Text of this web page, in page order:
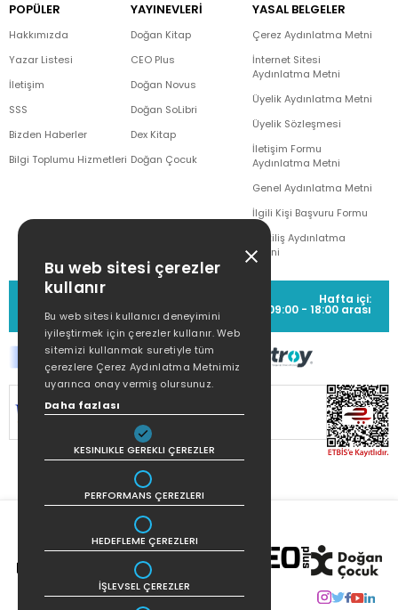
POPÜLER
Hakkımızda
Yazar Listesi
İletişim
SSS
Bizden Haberler
Bilgi Toplumu Hizmetleri
YAYINEVLERİ
Doğan Kitap
CEO Plus
Doğan Novus
Doğan SoLibri
Dex Kitap
Doğan Çocuk
YASAL BELGELER
Çerez Aydınlatma Metni
İnternet Sitesi
Aydınlatma Metni
Üyelik Aydınlatma Metni
Üyelik Sözleşmesi
İletişim Formu
Aydınlatma Metni
Genel Aydınlatma Metni
İlgili Kişi Başvuru Formu
Çekiliş Aydınlatma
Metni
MÜŞTERİ HİZMETLERİ
(0212) 373 77 00
Hafta içi:
09:00 - 18:00 arası
SİTEMİZ
KORUNMAKTADIR.
Bu web sitesi çerezler
kullanır
Bu web sitesi kullanıcı deneyimini
iyileştirmek için çerezler kullanır. Web
sitemizi kullanmak suretiyle tüm
çerezlere Çerez Aydınlatma Metnimiz
uyarınca onay vermiş olursunuz.
Daha fazlası
KESINLIKLE GEREKLI ÇEREZLER
PERFORMANS ÇEREZLERI
HEDEFLEME ÇEREZLERI
İŞLEVSEL ÇEREZLER